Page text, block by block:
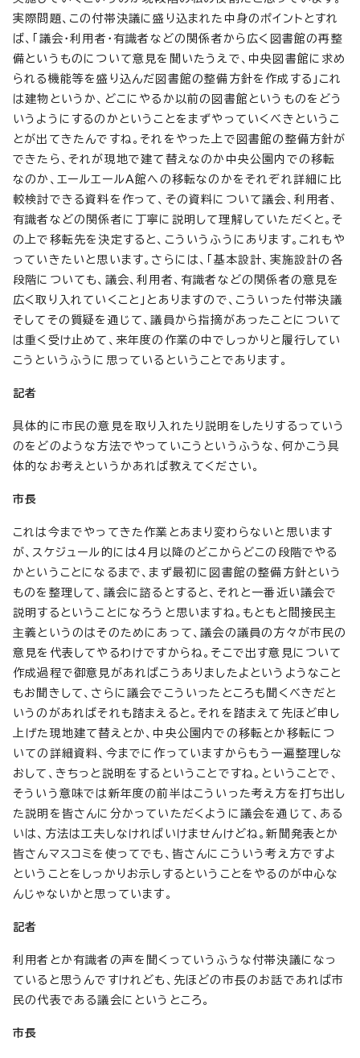
実際問題、この付帯決議に盛り込まれた中身のポイントとすれ
ば、「議会・利用者・有識者などの関係者から広く図書館の再整
備というものについて意見を聞いたうえで、中央図書館に求め
られる機能等を盛り込んだ図書館の整備方針を作成する」これ
は建物というか、どこにやるか以前の図書館というものをどう
いうようにするのかということをまずやっていくべきというこ
とが出てきたんですね。それをやった上で図書館の整備方針が
できたら、それが現地で建て替えなのか中央公園内での移転
なのか、エールエールA館への移転なのかをそれぞれ詳細に比
較検討できる資料を作って、その資料について議会、利用者、
有識者などの関係者に丁寧に説明して理解していただくと。そ
の上で移転先を決定すると、こういうふうにあります。これもや
っていきたいと思います。さらには、「基本設計、実施設計の各
段階についても、議会、利用者、有識者などの関係者の意見を
広く取り入れていくこと」とありますので、こういった付帯決議
そしてその質疑を通じて、議員から指摘があったことについて
は重く受け止めて、来年度の作業の中でしっかりと履行してい
こうというふうに思っているということであります。
記者
具体的に市民の意見を取り入れたり説明をしたりするっていう
のをどのような方法でやっていこうというふうな、何かこう具
体的なお考えというかあれば教えてください。
市長
これは今までやってきた作業とあまり変わらないと思います
が、スケジュール的には4月以降のどこからどこの段階でやる
かということになるまで、まず最初に図書館の整備方針という
ものを整理して、議会に諮るとすると、それと一番近い議会で
説明するということになろうと思いますね。もともと間接民主
主義というのはそのためにあって、議会の議員の方々が市民の
意見を代表してやるわけですからね。そこで出す意見について
作成過程で御意見があればこうありましたよというようなこと
もお聞きして、さらに議会でこういったところも聞くべきだと
いうのがあればそれも踏まえると。それを踏まえて先ほど申し
上げた現地建て替えとか、中央公園内での移転とか移転につ
いての詳細資料、今までに作っていますからもう一遍整理しな
おして、きちっと説明をするということですね。ということで、
そういう意味では新年度の前半はこういった考え方を打ち出し
た説明を皆さんに分かっていただくように議会を通じて、ある
いは、方法は工夫しなければいけませんけどね。新聞発表とか
皆さんマスコミを使ってでも、皆さんにこういう考え方ですよ
ということをしっかりお示しするということをやるのが中心な
んじゃないかと思っています。
記者
利用者とか有識者の声を聞くっていうふうな付帯決議になっ
ていると思うんですけれども、先ほどの市長のお話であれば市
民の代表である議会にというところ。
市長